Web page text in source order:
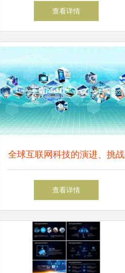
刷机体验与四天续航的惊喜
查看详情
全球互联网科技的演进、挑战
与未来图景
查看详情